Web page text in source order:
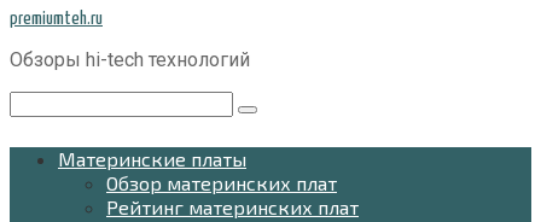
Перейти
контенту
premiumteh.ru
Обзоры hi-tech технологий
Материнские платы
Обзор материнских плат
Рейтинг материнских плат